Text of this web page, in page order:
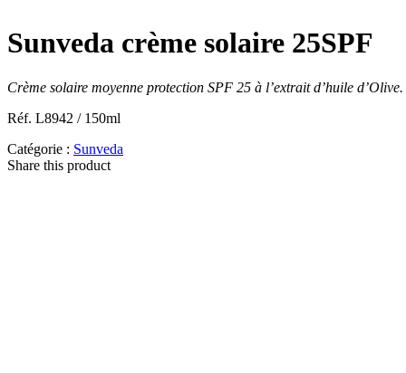
Sunveda crème solaire 25SPF
Crème solaire moyenne protection SPF 25 à l’extrait d’huile d’Olive.
Réf. L8942 / 150ml
Catégorie : Sunveda
Share this product